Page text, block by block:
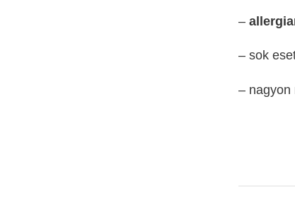
–
– sok
– nagyon